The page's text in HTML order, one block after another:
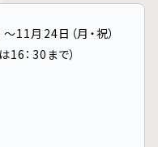
月24日（月・祝）
：30まで）